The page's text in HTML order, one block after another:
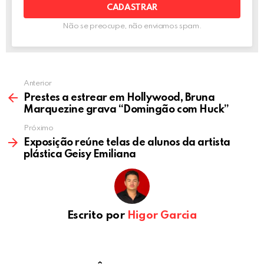
Não se preocupe, não enviamos spam.
Anterior
Prestes a estrear em Hollywood, Bruna
Marquezine grava “Domingão com Huck”
Próximo
Exposição reúne telas de alunos da artista
plástica Geisy Emiliana
Escrito por Higor Garcia